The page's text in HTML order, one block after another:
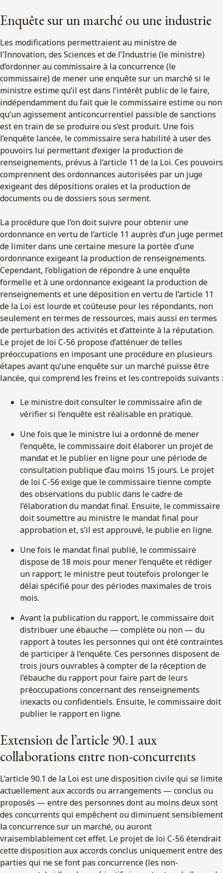
Enquête sur un marché ou une industrie
Les modifications permettraient au ministre de
l’Innovation, des Sciences et de l’Industrie (le ministre)
d’ordonner au commissaire à la concurrence (le
commissaire) de mener une enquête sur un marché si le
ministre estime qu’il est dans l’intérêt public de le faire,
indépendamment du fait que le commissaire estime ou non
qu’un agissement anticoncurrentiel passible de sanctions
est en train de se produire ou s’est produit. Une fois
l’enquête lancée, le commissaire sera habilité à user des
pouvoirs lui permettant d’exiger la production de
renseignements, prévus à l’article 11 de la Loi. Ces pouvoirs
comprennent des ordonnances autorisées par un juge
exigeant des dépositions orales et la production de
documents ou de dossiers sous serment.
La procédure que l’on doit suivre pour obtenir une
ordonnance en vertu de l’article 11 auprès d’un juge permet
de limiter dans une certaine mesure la portée d’une
ordonnance exigeant la production de renseignements.
Cependant, l’obligation de répondre à une enquête
formelle et à une ordonnance exigeant la production de
renseignements et une déposition en vertu de l’article 11
de la Loi est lourde et coûteuse pour les répondants, non
seulement en termes de ressources, mais aussi en termes
de perturbation des activités et d’atteinte à la réputation.
Le projet de loi C-56 propose d’atténuer de telles
préoccupations en imposant une procédure en plusieurs
étapes avant qu’une enquête sur un marché puisse être
lancée, qui comprend les freins et les contrepoids suivants :
Le ministre doit consulter le commissaire afin de
vérifier si l’enquête est réalisable en pratique.
Une fois que le ministre lui a ordonné de mener
l’enquête, le commissaire doit élaborer un projet de
mandat et le publier en ligne pour une période de
consultation publique d’au moins 15 jours. Le projet
de loi C-56 exige que le commissaire tienne compte
des observations du public dans le cadre de
l’élaboration du mandat final. Ensuite, le commissaire
doit soumettre au ministre le mandat final pour
approbation et, s’il est approuvé, le publie en ligne.
Une fois le mandat final publié, le commissaire
dispose de 18 mois pour mener l’enquête et rédiger
un rapport; le ministre peut toutefois prolonger le
délai spécifié pour des périodes maximales de trois
mois.
Avant la publication du rapport, le commissaire doit
distribuer une ébauche — complète ou non — du
rapport à toutes les personnes qui ont été contraintes
de participer à l’enquête. Ces personnes disposent de
trois jours ouvrables à compter de la réception de
l’ébauche du rapport pour faire part de leurs
préoccupations concernant des renseignements
inexacts ou confidentiels. Ensuite, le commissaire doit
publier le rapport en ligne.
​Extension de l’article 90.1 aux
collaborations entre non-concurrents
L’article 90.1 de la Loi est une disposition civile qui se limite
actuellement aux accords ou arrangements — conclus ou
proposés — entre des personnes dont au moins deux sont
des concurrents qui empêchent ou diminuent sensiblement
la concurrence sur un marché, ou auront
vraisemblablement cet effet. Le projet de loi C-56 étendrait
cette disposition aux accords conclus uniquement entre des
parties qui ne se font pas concurrence (les non-